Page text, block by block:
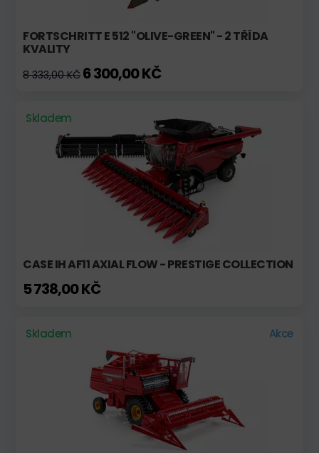
FORTSCHRITT E 512 "OLIVE-GREEN" - 2 TŘÍDA
KVALITY
8 333,00 KČ 6 300,00 KČ
Skladem
CASE IH AF11 AXIAL FLOW - PRESTIGE COLLECTION
5 738,00 KČ
Skladem Akce